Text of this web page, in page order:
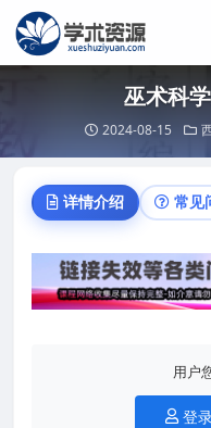
巫术科
2024-08-15
详情介绍 常见
用户
登